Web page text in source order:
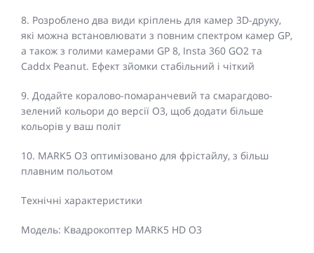
8. Розроблено два види кріплень для камер 3D-друку,
які можна встановлювати з повним спектром камер GP,
а також з голими камерами GP 8, Insta 360 GO2 та
Caddx Peanut. Ефект зйомки стабільний і чіткий
9. Додайте коралово-помаранчевий та смарагдово-
зелений кольори до версії O3, щоб додати більше
кольорів у ваш політ
10. MARK5 O3 оптимізовано для фрістайлу, з більш
плавним польотом
Технічні характеристики
Модель: Квадрокоптер MARK5 HD O3